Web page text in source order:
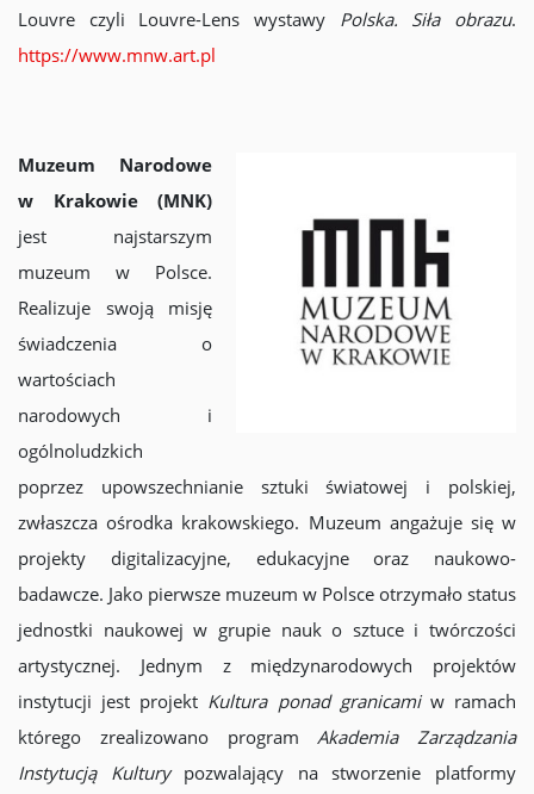
Louvre czyli Louvre-Lens wystawy Polska. Siła obrazu.
https://www.mnw.art.pl
Muzeum Narodowe
w Krakowie (MNK)
jest najstarszym
muzeum w Polsce.
Realizuje swoją misję
świadczenia o
wartościach
narodowych i
ogólnoludzkich
poprzez upowszechnianie sztuki światowej i polskiej,
zwłaszcza ośrodka krakowskiego. Muzeum angażuje się w
projekty digitalizacyjne, edukacyjne oraz naukowo-
badawcze. Jako pierwsze muzeum w Polsce otrzymało status
jednostki naukowej w grupie nauk o sztuce i twórczości
artystycznej. Jednym z międzynarodowych projektów
instytucji jest projekt Kultura ponad granicamiw ramach
którego zrealizowano program Akademia Zarządzania
Instytucją Kulturypozwalający na stworzenie platformy